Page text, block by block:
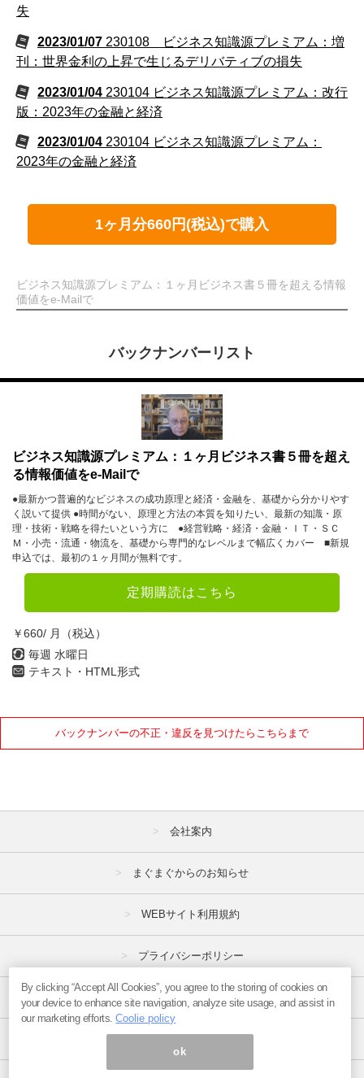
失
2023/01/07 230108 ビジネス知識源プレミアム：増
刊：世界金利の上昇で生じるデリバティブの損失
2023/01/04 230104 ビジネス知識源プレミアム：改行
版：2023年の金融と経済
2023/01/04 230104 ビジネス知識源プレミアム：
2023年の金融と経済
1ヶ月分660円(税込)で購入
ビジネス知識源プレミアム：１ヶ月ビジネス書５冊を超える情報
価値をe-Mailで
バックナンバーリスト
ビジネス知識源プレミアム：１ヶ月ビジネス書５冊を超え
る情報価値をe-Mailで
●最新かつ普遍的なビジネスの成功原理と経済・金融を、基礎から分かりやす
く説いて提供 ●時間がない、原理と方法の本質を知りたい、最新の知識・原
理・技術・戦略を得たいという方に ●経営戦略・経済・金融・ＩＴ・ＳＣ
Ｍ・小売・流通・物流を、基礎から専門的なレベルまで幅広くカバー ■新規
申込では、最初の１ヶ月間が無料です。
定期購読はこちら
￥660/ 月（税込）
毎週 水曜日
テキスト・HTML形式
バックナンバーの不正・違反を見つけたらこちらまで
会社案内
まぐまぐからのお知らせ
WEBサイト利用規約
プライバシーポリシー
特定商取引法
By clicking “Accept All Cookies”, you agree to the storing of cookies on
your device to enhance site navigation, analyze site usage, and assist in
our marketing efforts.Coolie policy
ok